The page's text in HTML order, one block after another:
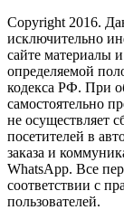
Copyright 2016.
исключительно
сайте материалы
определяемой
кодекса РФ. При
самостоятельно
не осуществляет
посетителей в
заказа и
WhatsApp. Все
соответствии с
пользователей.